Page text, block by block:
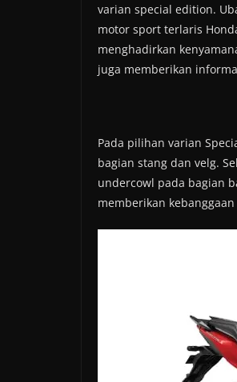
varian special edition.
motor sport terlaris
menghadirkan
juga memberikan
Pada pilihan varian
bagian stang dan velg.
undercowl pada bagian
memberikan